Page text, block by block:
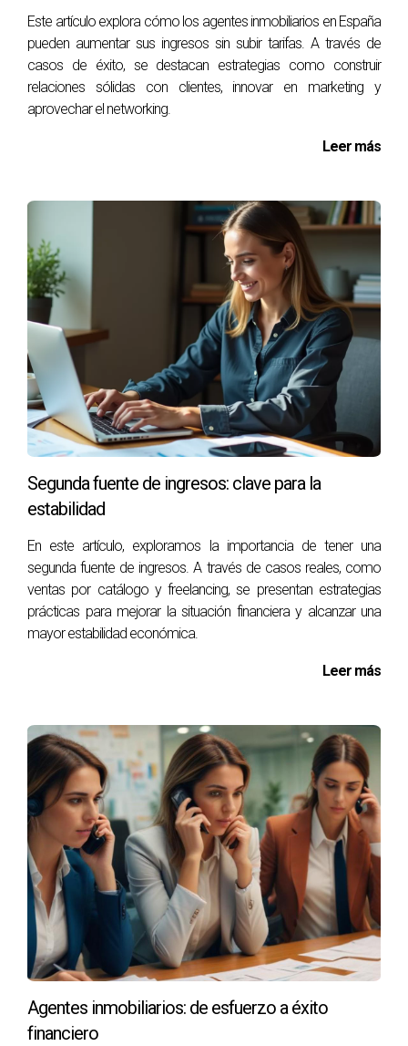
Este artículo explora cómo los agentes inmobiliarios en España
pueden aumentar sus ingresos sin subir tarifas. A través de
casos de éxito, se destacan estrategias como construir
relaciones sólidas con clientes, innovar en marketing y
aprovechar el networking.
Leer más
Segunda fuente de ingresos: clave para la
estabilidad
En este artículo, exploramos la importancia de tener una
segunda fuente de ingresos. A través de casos reales, como
ventas por catálogo y freelancing, se presentan estrategias
prácticas para mejorar la situación financiera y alcanzar una
mayor estabilidad económica.
Leer más
Agentes inmobiliarios: de esfuerzo a éxito
financiero